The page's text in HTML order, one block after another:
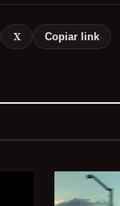
X Copiar link